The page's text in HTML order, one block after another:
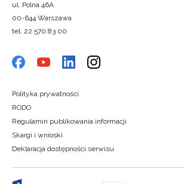
ul. Polna 46A
00-644 Warszawa
tel. 22 570 83 00
Polityka prywatności
RODO
Regulamin publikowania informacji
Skargi i wnioski
Deklaracja dostępności serwisu